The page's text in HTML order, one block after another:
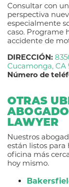
Consultar con
perspectiva
especialmente
caso. Programe
accidente de
DIRECCIÓN:
Cucamonga, CA
Número de
OTRAS
LAWYER
Nuestros
están listos para
oficina más
hoy mismo.